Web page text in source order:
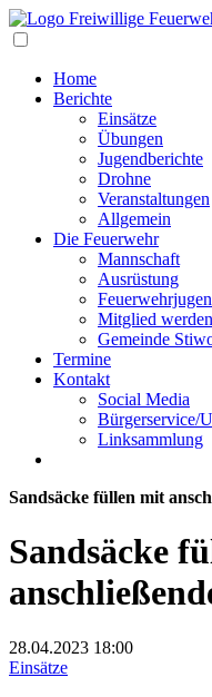
Home
Berichte
Einsätze
Übungen
Jugendberichte
Drohne
Veranstaltungen
Allgemein
Die Feuerwehr
Mannschaft
Ausrüstung
Mitglied werden
Gemeinde
Termine
Kontakt
Social Media
Bürgerservice/
Linksammlung
Sandsäcke füllen mit
Sandsäcke
28.04.2023 18:00
Einsätze